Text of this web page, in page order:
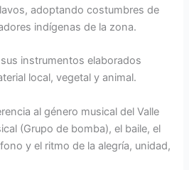
adoptando costumbres de
indígenas de la zona.
instrumentos elaborados
local, vegetal y animal.
al género musical del Valle
(Grupo de bomba), el baile, el
y el ritmo de la alegría, unidad,